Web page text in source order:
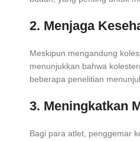
2. Menjaga
Meskipun mengandung
menunjukkan bahwa
beberapa penelitian
3. Meningkatkan
Bagi para atlet, penggemar